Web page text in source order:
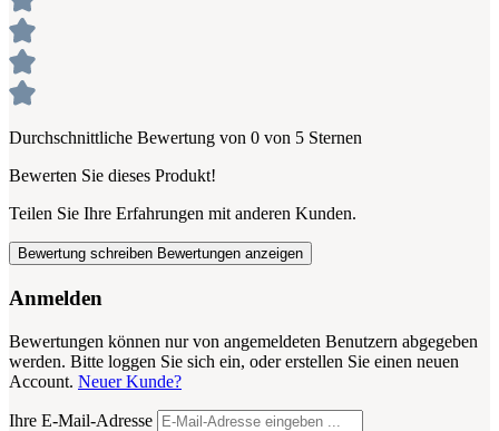
Durchschnittliche Bewertung von 0 von 5 Sternen
Bewerten Sie dieses Produkt!
Teilen Sie Ihre Erfahrungen mit anderen Kunden.
Bewertung schreiben Bewertungen anzeigen
Anmelden
Bewertungen können nur von angemeldeten Benutzern abgegeben
werden. Bitte loggen Sie sich ein, oder erstellen Sie einen neuen
Account. Neuer Kunde?
Ihre E-Mail-Adresse